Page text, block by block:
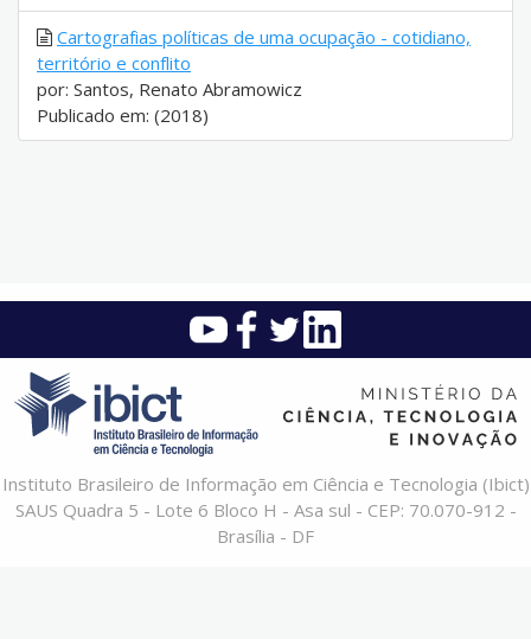
Cartografias políticas de uma ocupação - cotidiano,
território e conflito
por: Santos, Renato Abramowicz
Publicado em: (2018)
Instituto Brasileiro de Informação em Ciência e Tecnologia (Ibict)
SAUS Quadra 5 - Lote 6 Bloco H - Asa sul - CEP: 70.070-912 -
Brasília - DF